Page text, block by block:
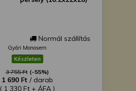
Normál szállítás
Gyári Monosem
Készleten
3 755 Ft (-55%)
1 690 Ft / darab
( 1 330 Ft + ÁFA )